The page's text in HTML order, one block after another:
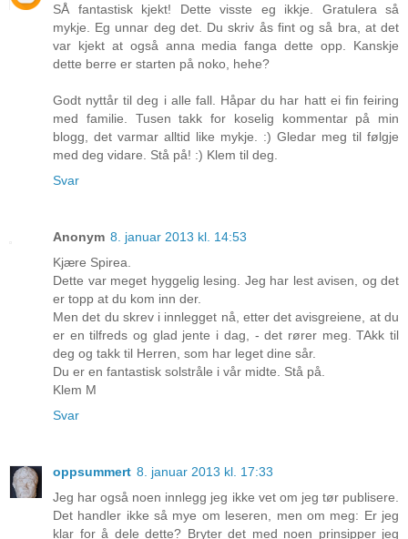
SÅ fantastisk kjekt! Dette visste eg ikkje. Gratulera så
mykje. Eg unnar deg det. Du skriv ås fint og så bra, at det
var kjekt at også anna media fanga dette opp. Kanskje
dette berre er starten på noko, hehe?
Godt nyttår til deg i alle fall. Håpar du har hatt ei fin feiring
med familie. Tusen takk for koselig kommentar på min
blogg, det varmar alltid like mykje. :) Gledar meg til følgje
med deg vidare. Stå på! :) Klem til deg.
Svar
Anonym 8. januar 2013 kl. 14:53
Kjære Spirea.
Dette var meget hyggelig lesing. Jeg har lest avisen, og det
er topp at du kom inn der.
Men det du skrev i innlegget nå, etter det avisgreiene, at du
er en tilfreds og glad jente i dag, - det rører meg. TAkk til
deg og takk til Herren, som har leget dine sår.
Du er en fantastisk solstråle i vår midte. Stå på.
Klem M
Svar
oppsummert 8. januar 2013 kl. 17:33
Jeg har også noen innlegg jeg ikke vet om jeg tør publisere.
Det handler ikke så mye om leseren, men om meg: Er jeg
klar for å dele dette? Bryter det med noen prinsipper jeg